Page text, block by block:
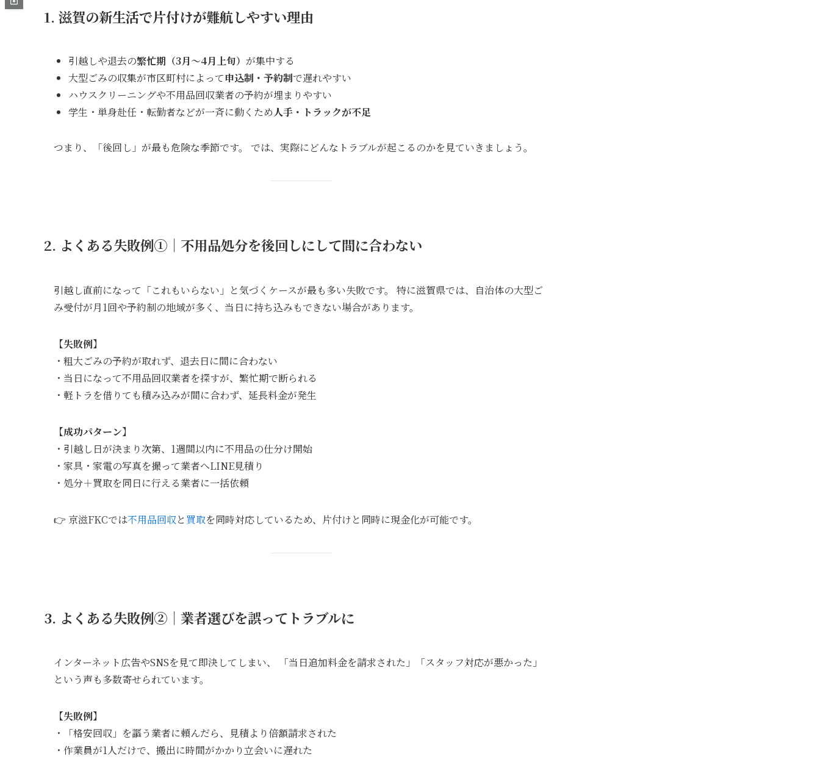
1. 滋賀の新生活で片付けが難航しやすい理由
引越しや退去の繁忙期（3月〜4月上旬） が集中する
大型ごみの収集が市区町村によって申込制・予約制で遅れやすい
ハウスクリーニングや不用品回収業者の予約が埋まりやすい
学生・単身赴任・転勤者などが一斉に動くため人手・トラックが不足
つまり、「後回し」が最も危険な季節です。 では、実際にどんなトラブルが起こるのかを見ていきましょう。
2. よくある失敗例①｜不用品処分を後回しにして間に合わない
引越し直前になって「これもいらない」と気づくケースが最も多い失敗です。 特に滋賀県では、自治体の大型ご
み受付が月1回や予約制の地域が多く、当日に持ち込みもできない場合があります。
【失敗例】
・粗大ごみの予約が取れず、退去日に間に合わない
・当日になって不用品回収業者を探すが、繁忙期で断られる
・軽トラを借りても積み込みが間に合わず、延長料金が発生
【成功パターン】
・引越し日が決まり次第、1週間以内に不用品の仕分け開始
・家具・家電の写真を撮って業者へLINE見積り
・処分＋買取を同日に行える業者に一括依頼
👉 京滋FKCでは不用品回収と買取を同時対応しているため、片付けと同時に現金化が可能です。
3. よくある失敗例②｜業者選びを誤ってトラブルに
インターネット広告やSNSを見て即決してしまい、 「当日追加料金を請求された」「スタッフ対応が悪かった」
という声も多数寄せられています。
【失敗例】
・「格安回収」を謳う業者に頼んだら、見積より倍額請求された
・作業員が1人だけで、搬出に時間がかかり立会いに遅れた